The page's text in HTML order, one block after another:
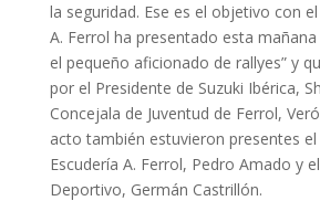
la seguridad. Ese es el objetivo con
A. Ferrol ha presentado esta mañana
el pequeño aficionado de rallyes” y
por el Presidente de Suzuki Ibérica,
Concejala de Juventud de Ferrol,
acto también estuvieron presentes
Escudería A. Ferrol, Pedro Amado y
Deportivo, Germán Castrillón.